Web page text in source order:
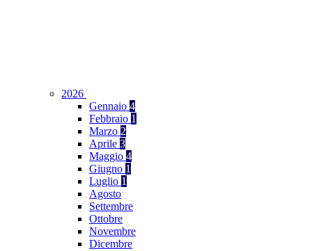
2026
Gennaio 4
Febbraio 1
Marzo 2
Aprile 3
Maggio 4
Giugno 1
Luglio 1
Agosto
Settembre
Ottobre
Novembre
Dicembre